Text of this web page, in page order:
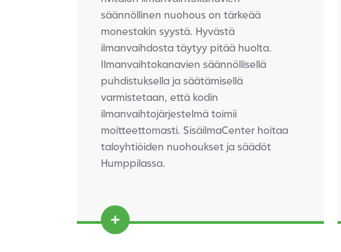
säännöllinen nuohous on tärkeää
monestakin syystä. Hyvästä
ilmanvaihdosta täytyy pitää huolta.
Ilmanvaihtokanavien säännöllisellä
puhdistuksella ja säätämisellä
varmistetaan, että kodin
ilmanvaihtojärjestelmä toimii
moitteettomasti. SisäilmaCenter hoitaa
taloyhtiöiden nuohoukset ja säädöt
Humppilassa.